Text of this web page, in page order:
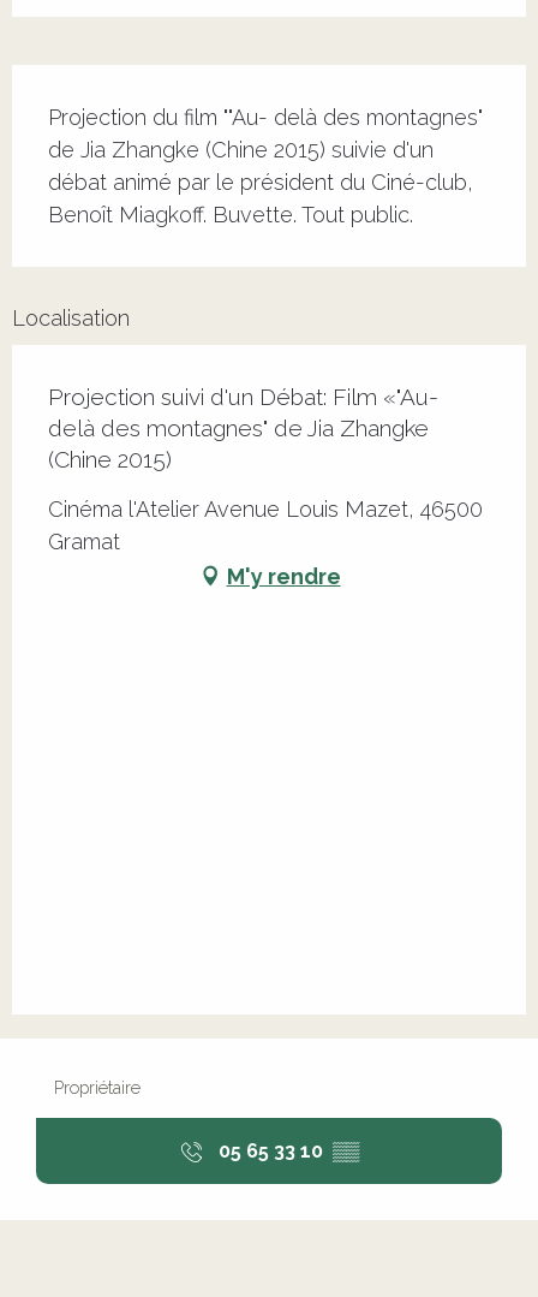
Projection du film ""Au- delà des montagnes"
de Jia Zhangke (Chine 2015) suivie d'un
débat animé par le président du Ciné-club,
Benoît Miagkoff. Buvette. Tout public.
Localisation
Projection suivi d'un Débat: Film «"Au-
delà des montagnes" de Jia Zhangke
(Chine 2015)
Cinéma l'Atelier Avenue Louis Mazet, 46500
Gramat
M'y rendre
Propriétaire
05 65 33 10 ▒▒